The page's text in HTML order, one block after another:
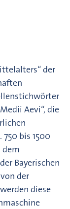
der
Aevi“, die
bis 1500
dem
Bayerischen
der
diese